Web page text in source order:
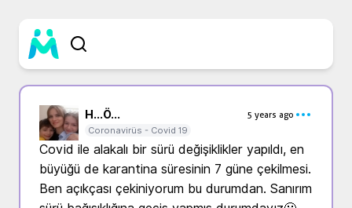
H...Ö...
5 years ago
Coronavirüs - Covid 19
Covid ile alakalı bir sürü değişiklikler yapıldı, en
büyüğü de karantina süresinin 7 güne çekilmesi.
Ben açıkçası çekiniyorum bu durumdan. Sanırım